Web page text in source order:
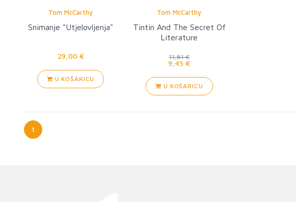
Tom McCarthy
Snimanje "Utjelovljenja"
29,00 €
U KOŠARICU
Tom McCarthy
Tintin And The Secret Of
Literature
11,81 €
9,45 €
U KOŠARICU
1